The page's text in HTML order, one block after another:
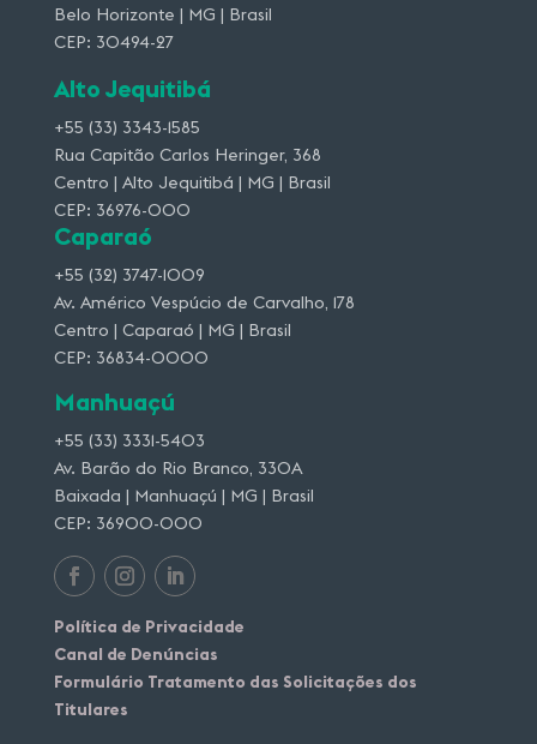
Belo Horizonte | MG | Brasil
CEP: 30494-27
Alto Jequitibá
+55 (33) 3343-1585
Rua Capitão Carlos Heringer, 368
Centro | Alto Jequitibá | MG | Brasil
CEP: 36976-000
Caparaó
+55 (32) 3747-1009
Av. Américo Vespúcio de Carvalho, 178
Centro | Caparaó | MG | Brasil
CEP: 36834-0000
Manhuaçú
+55 (33) 3331-5403
Av. Barão do Rio Branco, 330A
Baixada | Manhuaçú | MG | Brasil
CEP: 36900-000
Política de Privacidade
Canal de Denúncias
Formulário Tratamento das Solicitações dos
Titulares